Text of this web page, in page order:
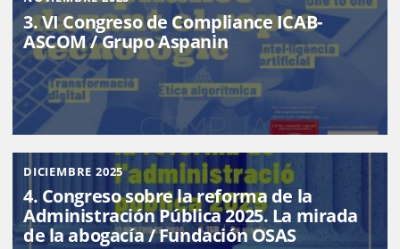
3. VI Congreso de Compliance ICAB-
ASCOM / Grupo Aspanin
DICIEMBRE 2025
4. Congreso sobre la reforma de la
Administración Pública 2025. La mirada
de la abogacía / Fundación OSAS